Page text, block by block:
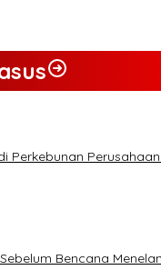
Perkebunan
Bencana